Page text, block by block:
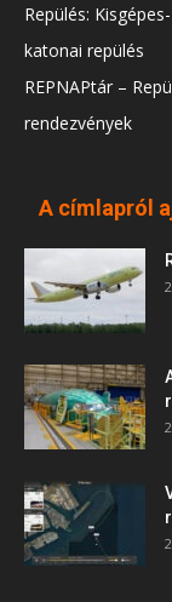
Repülés:
katonai repülés
REPNAPtár –
rendezvények
A címlapról